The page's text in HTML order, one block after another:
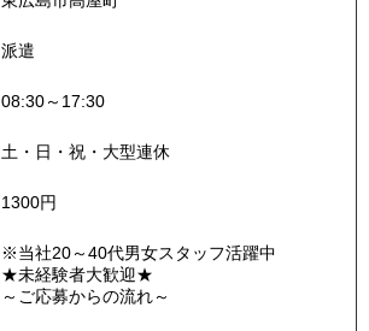
派遣
08:30～17:30
土・日・祝・大型連休
1300円
※当社20～40代男女スタッフ活躍中
★未経験者大歓迎★
～ご応募からの流れ～